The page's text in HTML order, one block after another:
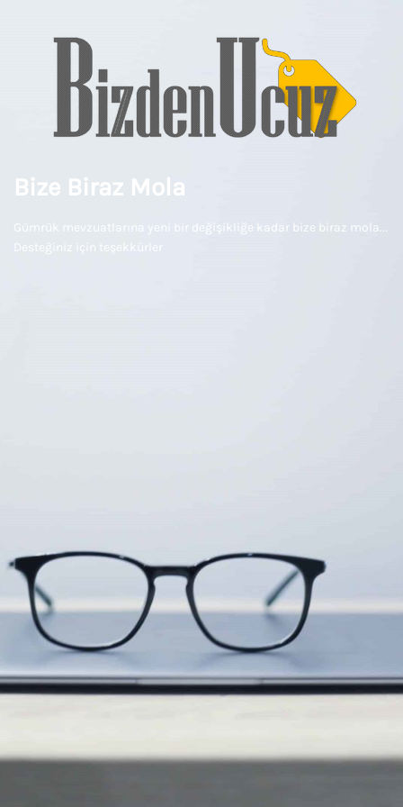
Bize Biraz Mola
Gümrük mevzuatlarına yeni bir değişikliğe kadar bize biraz mola...
Desteğiniz için teşekkürler